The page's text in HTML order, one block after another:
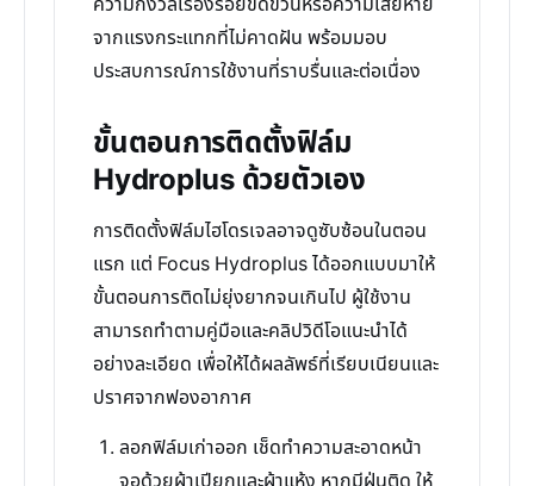
จากแรงกระแทกที่ไม่คาดฝัน พร้อมมอบ
ประสบการณ์การใช้งานที่ราบรื่นและต่อเนื่อง
ขั้นตอนการติดตั้งฟิล์ม
Hydroplus ด้วยตัวเอง
การติดตั้งฟิล์มไฮโดรเจลอาจดูซับซ้อนในตอน
แรก แต่ Focus Hydroplus ได้ออกแบบมาให้
ขั้นตอนการติดไม่ยุ่งยากจนเกินไป ผู้ใช้งาน
สามารถทำตามคู่มือและคลิปวิดีโอแนะนำได้
อย่างละเอียด เพื่อให้ได้ผลลัพธ์ที่เรียบเนียนและ
ปราศจากฟองอากาศ
ลอกฟิล์มเก่าออก เช็ดทำความสะอาดหน้า